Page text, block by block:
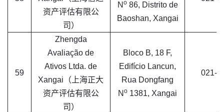
资产评估有限公
司）
N o86, Distrito de
Baoshan, Xangai
59
Zhengda
Avaliação de
Ativos Ltda. de
Xangai（上海正大
资产评估有限公
司）
Bloco B, 18 F,
Edifício Lancun,
Rua Dongfang
N o 1381, Xangai
021-